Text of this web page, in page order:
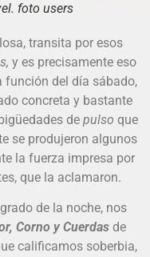
foto users
transita por esos
y es precisamente eso
función del día sábado,
concreta y bastante
de pulso que
se produjeron algunos
la fuerza impresa por
que la aclamaron.
de la noche, nos
Corno y Cuerdas de
calificamos soberbia,